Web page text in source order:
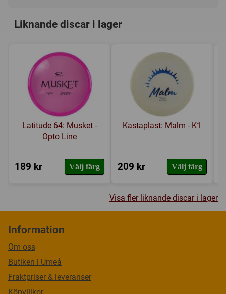
Liknande discar i lager
Latitude 64: Musket -
Opto Line
189 kr Välj färg
Kastaplast: Malm - K1
209 kr Välj färg
Visa fler liknande discar i lager
Information
Om oss
Butiken i Umeå
Fraktpriser & leveranser